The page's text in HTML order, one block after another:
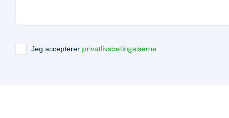
Jeg accepterer privatlivsbetingelserne